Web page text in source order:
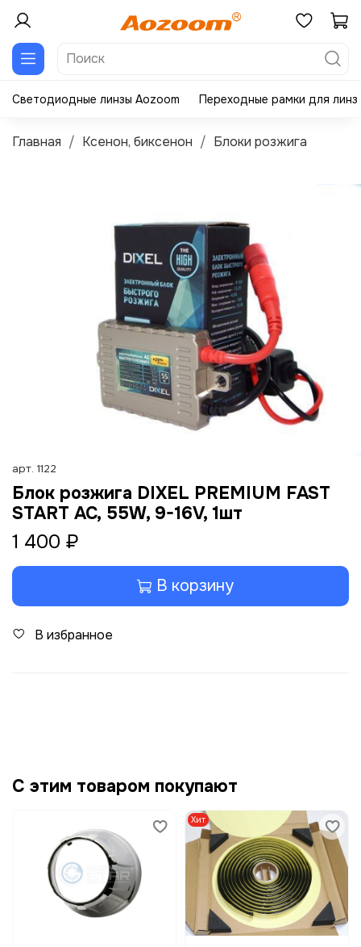
Светодиодные линзы Aozoom Переходные рамки для линз
Главная Ксенон, биксенон Блоки розжига
арт. 1122
Блок розжига DIXEL PREMIUM FAST
START AC, 55W, 9-16V, 1шт
1 400 ₽
В корзину
В избранное
С этим товаром покупают
Хит